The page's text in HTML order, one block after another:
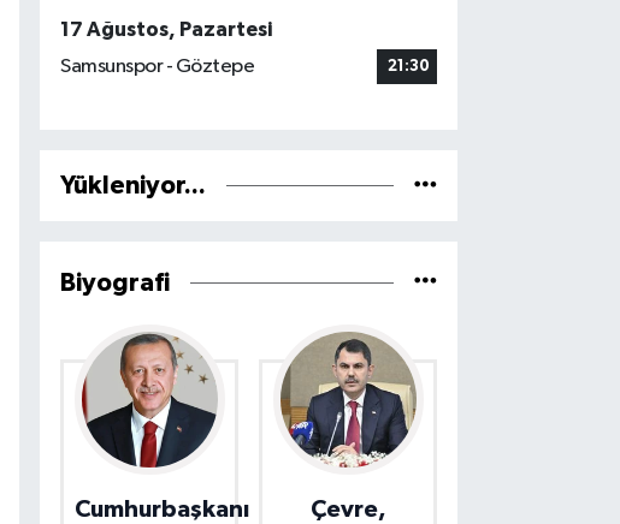
17 Ağustos, Pazartesi
Samsunspor - Göztepe
21:30
Yükleniyor...
Biyografi
Cumhurbaşkanı
Çevre,